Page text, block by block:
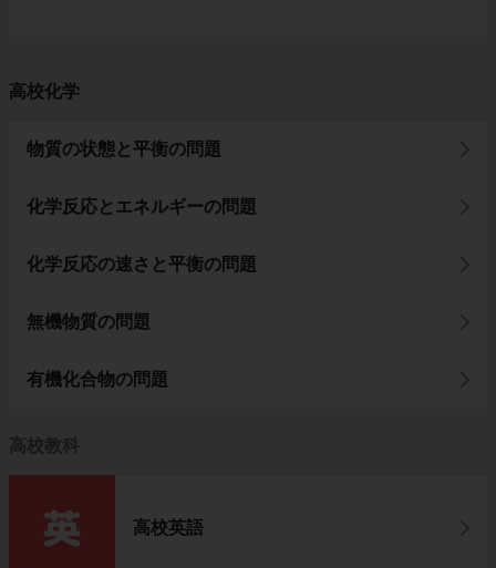
高校化学
物質の状態と平衡の問題
化学反応とエネルギーの問題
化学反応の速さと平衡の問題
無機物質の問題
有機化合物の問題
高校教科
高校英語